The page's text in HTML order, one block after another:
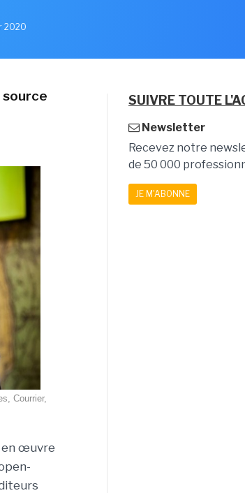
2020
Courrier,
en œuvre
SUIVRE TOUTE
Newsletter
Recevez notre
de 50 000
JE M'ABONNE